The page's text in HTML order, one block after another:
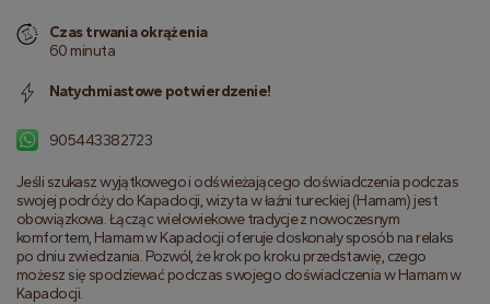
Jeśli szukasz wyjątkowego i odświeżającego doświadczenia podczas
swojej podróży do Kapadocji, wizyta w łaźni tureckiej (Hamam) jest
obowiązkowa. Łącząc wielowiekowe tradycje z nowoczesnym
komfortem, Hamam w Kapadocji oferuje doskonały sposób na relaks
po dniu zwiedzania. Pozwól, że krok po kroku przedstawię, czego
możesz się spodziewać podczas swojego doświadczenia w Hamam w
Kapadocji.
Czas trwania okrążenia
60 minuta
Natychmiastowe potwierdzenie!
905443382723